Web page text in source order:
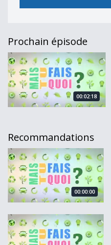
Prochain épisode
Mais tu fais quoi ? du 01.07.13
00:02:18
Recommandations
Mais tu fais quoi ? du 19.08.13
00:00:00
Mais tu fais quoi ? du 08.04.13